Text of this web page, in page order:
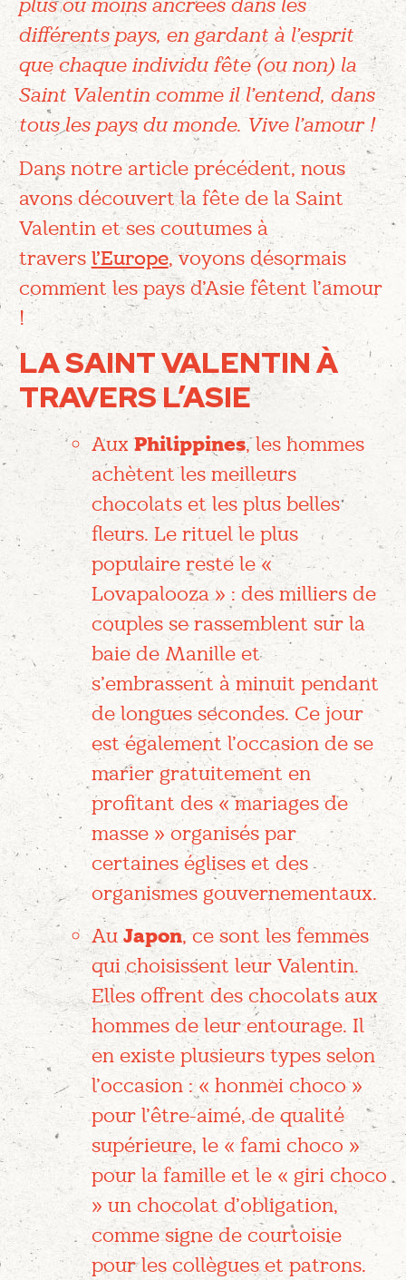
plus ou moins ancrées dans les
différents pays, en gardant à l’esprit
que chaque individu fête (ou non) la
Saint Valentin comme il l’entend, dans
tous les pays du monde. Vive l’amour !
Dans notre article précédent, nous
avons découvert la fête de la Saint
Valentin et ses coutumes à
travers l’Europe, voyons désormais
comment les pays d’Asie fêtent l’amour
!
LA SAINT VALENTIN À
TRAVERS L’ASIE
AuxPhilippines, les hommes
achètent les meilleurs
chocolats et les plus belles
fleurs. Le rituel le plus
populaire reste le «
Lovapalooza » : des milliers de
couples se rassemblent sur la
baie de Manille et
s’embrassent à minuit pendant
de longues secondes. Ce jour
est également l’occasion de se
marier gratuitement en
profitant des « mariages de
masse » organisés par
certaines églises et des
organismes gouvernementaux.
Au Japon, ce sont les femmes
qui choisissent leur Valentin.
Elles offrent des chocolats aux
hommes de leur entourage. Il
en existe plusieurs types selon
l’occasion : « honmei choco »
pour l’être-aimé, de qualité
supérieure, le « fami choco »
pour la famille et le « giri choco
» un chocolat d’obligation,
comme signe de courtoisie
pour les collègues et patrons.